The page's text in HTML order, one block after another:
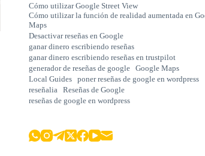
Cómo utilizar Google Street View
Cómo utilizar la función de realidad aumentada en
Maps
Desactivar reseñas en Google
ganar dinero escribiendo reseñas
ganar dinero escribiendo reseñas en trustpilot
generador de reseñas de google
Google Maps
Local Guides
poner reseñas de google en wordpress
reseñalia
Reseñas de Google
reseñas de google en wordpress